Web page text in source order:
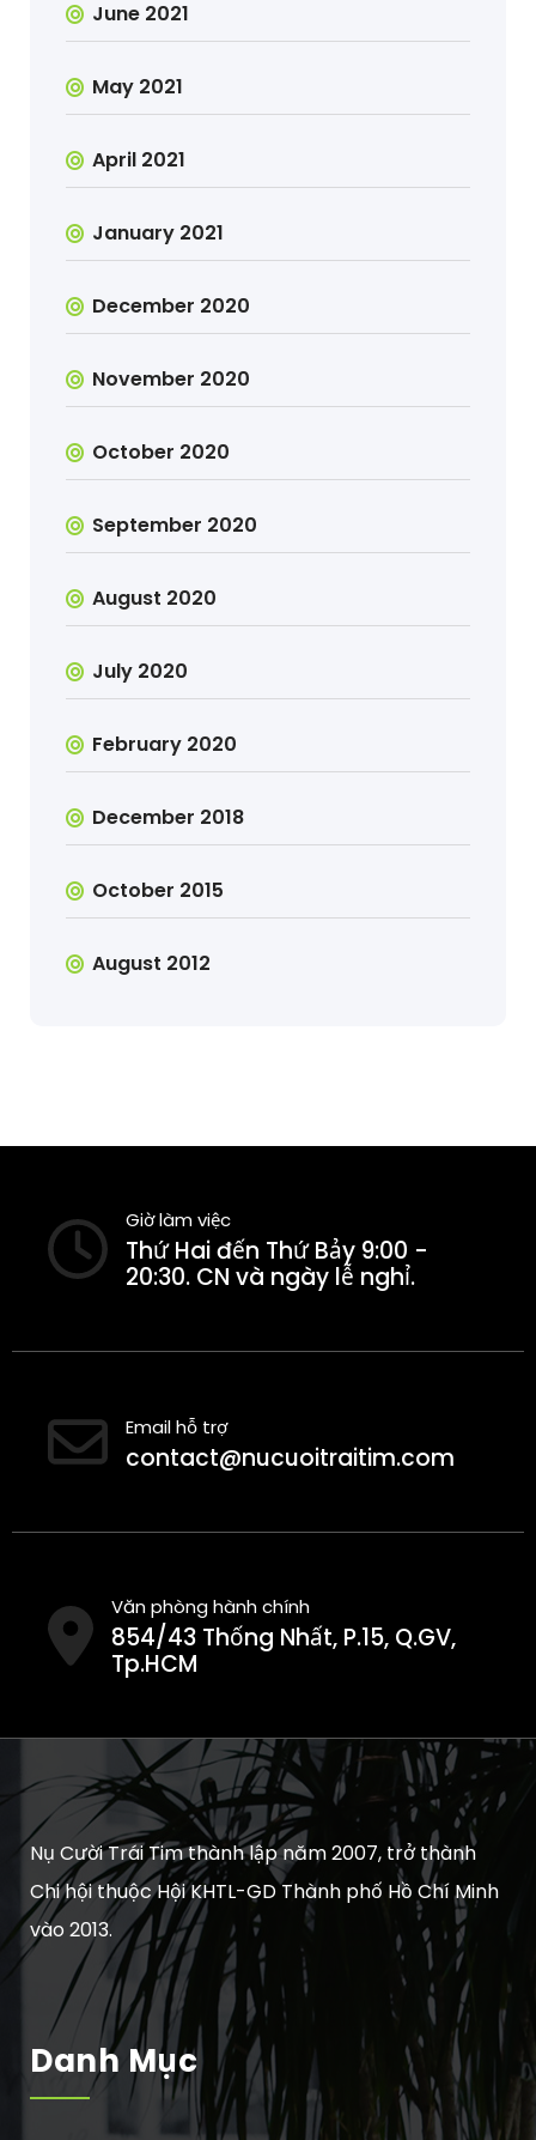
June 2021
May 2021
April 2021
January 2021
December 2020
November 2020
October 2020
September 2020
August 2020
July 2020
February 2020
December 2018
October 2015
August 2012
Giờ làm việc
Thứ Hai đến Thứ Bảy 9:00 -
20:30. CN và ngày lễ nghỉ.
Email hỗ trợ
contact@nucuoitraitim.com
Văn phòng hành chính
854/43 Thống Nhất, P.15, Q.GV,
Tp.HCM
Nụ Cười Trái Tim thành lập năm 2007, trở thành
Chi hội thuộc Hội KHTL-GD Thành phố Hồ Chí Minh
vào 2013.
Danh Mục